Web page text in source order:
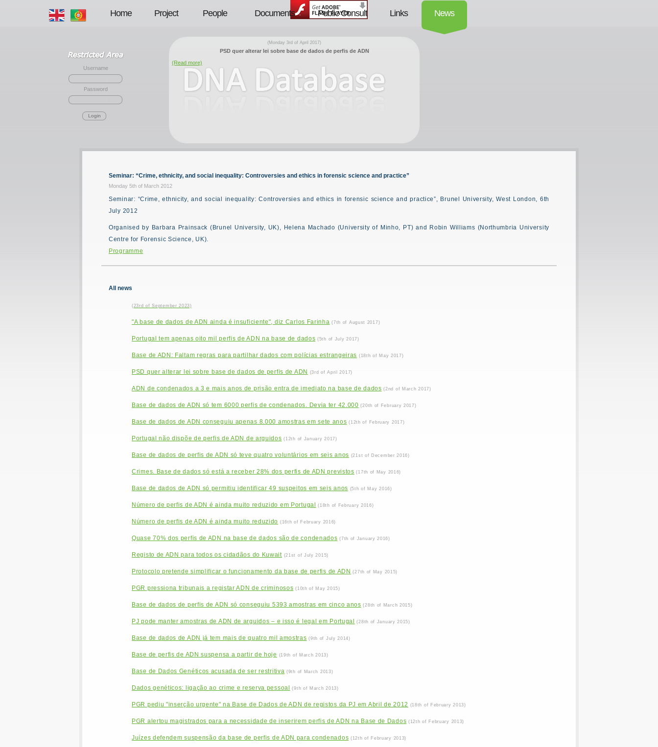
(Monday 3rd of April 2017)
PSD quer alterar lei sobre base de dados de perfis de ADN
(Read more)
Username
Password
Login
Home Project People Documents Public Consult Links News
Seminar: “Crime, ethnicity, and social inequality: Controversies and ethics in forensic science and practice”
Monday 5th of March 2012
Seminar: “Crime, ethnicity, and social inequality: Controversies and ethics in forensic science and practice”, Brunel University, West London, 6th
July 2012
Organised by Barbara Prainsack (Brunel University, UK), Helena Machado (University of Minho, PT) and Robin Williams (Northumbria University
Centre for Forensic Science, UK).
Programme
All news
(23rd of September 2023)
"A base de dados de ADN ainda é insuficiente", diz Carlos Farinha (7th of August 2017)
Portugal tem apenas oito mil perfis de ADN na base de dados (5th of July 2017)
Base de ADN: Faltam regras para partilhar dados com polícias estrangeiras (18th of May 2017)
PSD quer alterar lei sobre base de dados de perfis de ADN (3rd of April 2017)
ADN de condenados a 3 e mais anos de prisão entra de imediato na base de dados (2nd of March 2017)
Base de dados de ADN só tem 6000 perfis de condenados. Devia ter 42.000 (20th of February 2017)
Base de dados de ADN conseguiu apenas 8.000 amostras em sete anos (12th of February 2017)
Portugal não dispõe de perfis de ADN de arguidos (12th of January 2017)
Base de dados de perfis de ADN só teve quatro voluntários em seis anos (21st of December 2016)
Crimes. Base de dados só está a receber 28% dos perfis de ADN previstos (17th of May 2016)
Base de dados de ADN só permitiu identificar 49 suspeitos em seis anos (5th of May 2016)
Número de perfis de ADN é ainda muito reduzido em Portugal (18th of February 2016)
Número de perfis de ADN é ainda muito reduzido (16th of February 2016)
Quase 70% dos perfis de ADN na base de dados são de condenados (7th of January 2016)
Registo de ADN para todos os cidadãos do Kuwait (21st of July 2015)
Protocolo pretende simplificar o funcionamento da base de perfis de ADN (27th of May 2015)
PGR pressiona tribunais a registar ADN de criminosos (10th of May 2015)
Base de dados de perfis de ADN só conseguiu 5393 amostras em cinco anos (28th of March 2015)
PJ pode manter amostras de ADN de arguidos – e isso é legal em Portugal (28th of January 2015)
Base de dados de ADN já tem mais de quatro mil amostras (9th of July 2014)
Base de perfis de ADN suspensa a partir de hoje (19th of March 2013)
Base de Dados Genéticos acusada de ser restritiva (9th of March 2013)
Dados genéticos: ligação ao crime e reserva pessoal (9th of March 2013)
PGR pediu "inserção urgente" na Base de Dados de ADN de registos da PJ em Abril de 2012 (18th of February 2013)
PGR alertou magistrados para a necessidade de inserirem perfis de ADN na Base de Dados (12th of February 2013)
Juízes defendem suspensão da base de perfis de ADN para condenados (12th of February 2013)